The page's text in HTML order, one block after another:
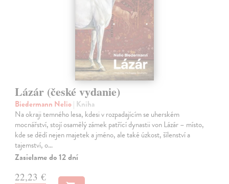
Lázár (české vydanie)
Biedermann Nelio| Kniha
Na okraji temného lesa, kdesi v rozpadajícím se uherském
mocnářství, stojí osamělý zámek patřící dynastii von Lázár – místo,
kde se dědí nejen majetek a jméno, ale také úzkost, šílenství a
tajemství, o…
Zasielame do 12 dní
22,23 €